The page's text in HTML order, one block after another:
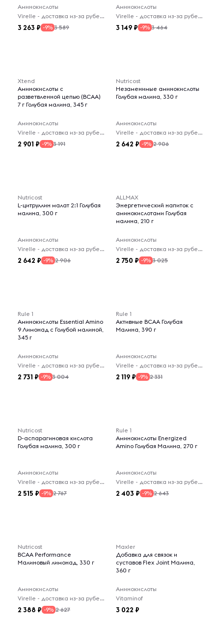
Аминокислоты
Virelle - доставка из-за рубежа
3 263 -9% 3 589
Аминокислоты
Virelle - доставка из-за рубежа
3 149 -9% 3 464
Xtend
Аминокислоты с
разветвленной цепью (BCAA)
7 г Голубая малина, 345 г
Аминокислоты
Virelle - доставка из-за рубежа
2 901 -9% 3 191
Nutricost
Незаменимые аминокислоты
Голубая малина, 330 г
Аминокислоты
Virelle - доставка из-за рубежа
2 642 -9% 2 906
Nutricost
L-цитруллин малат 2:1 Голубая
малина, 300 г
Аминокислоты
Virelle - доставка из-за рубежа
2 642 -9% 2 906
ALLMAX
Энергетический напиток с
аминокислотами Голубая
малина, 210 г
Аминокислоты
Virelle - доставка из-за рубежа
2 750 -9% 3 025
Rule 1
Аминокислоты Essential Amino
9 Лимонад с Голубой малиной,
345 г
Аминокислоты
Virelle - доставка из-за рубежа
2 731 -9% 3 004
Rule 1
Активные BCAA Голубая
Малина, 390 г
Аминокислоты
Virelle - доставка из-за рубежа
2 119 -9% 2 331
Nutricost
D-аспарагиновая кислота
Голубая малина, 300 г
Аминокислоты
Virelle - доставка из-за рубежа
2 515 -9% 2 767
Rule 1
Аминокислоты Energized
Amino Голубая Малина, 270 г
Аминокислоты
Virelle - доставка из-за рубежа
2 403 -9% 2 643
Nutricost
BCAA Performance
Малиновый лимонад, 330 г
Аминокислоты
Virelle - доставка из-за рубежа
2 388 -9% 2 627
Maxler
Добавка для связок и
суставов Flex Joint Малина,
360 г
Аминокислоты
Vitaminof
3 022